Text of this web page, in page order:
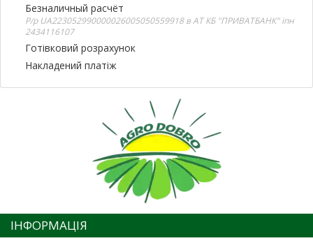
Безналичный расчёт
Р/р UA223052990000026005050559918 в АТ КБ "ПРИВАТБАНК" іпн
2434116107
Готівковий розрахунок
Накладений платіж
ІНФОРМАЦІЯ